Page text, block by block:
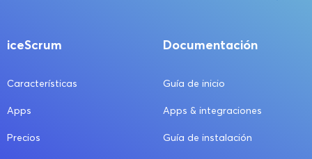
iceScrum
Características
Apps
Precios
Documentación
Guía de inicio
Apps & integraciones
Guía de instalación